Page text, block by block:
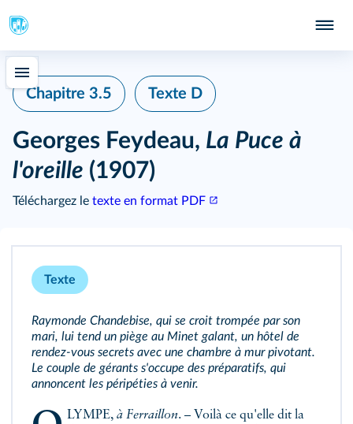
Chapitre 3.5 Texte D
Georges Feydeau, La Puce à
l'oreille (1907)
Téléchargez le texte en format PDF
Texte
Raymonde Chandebise, qui se croit trompée par son
mari, lui tend un piège au Minet galant, un hôtel de
rendez‑vous secrets avec une chambre à mur pivotant.
Le couple de gérants s'occupe des préparatifs, qui
annoncent les péripéties à venir.
OLYMPE, à Ferraillon. – Voilà ce qu'elle dit la